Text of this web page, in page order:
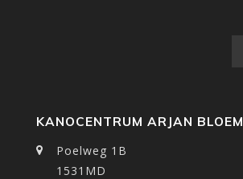
KANOCENTRUM ARJAN BLOEM
Poelweg 1B
1531MD